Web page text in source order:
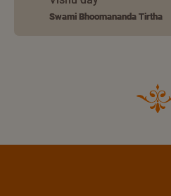
Swami Bhoomananda Tirtha